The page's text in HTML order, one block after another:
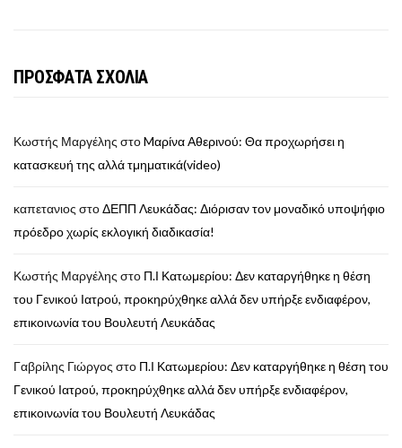
ΠΡΟΣΦΑΤΑ ΣΧΟΛΙΑ
Κωστής Μαργέλης στοMαρίνα Αθερινού: Θα προχωρήσει η
κατασκευή της αλλά τμηματικά(video)
καπετανιος στοΔΕΠΠ Λευκάδας: Διόρισαν τον μοναδικό υποψήφιο
πρόεδρο χωρίς εκλογική διαδικασία!
Κωστής Μαργέλης στο Π.Ι Κατωμερίου: Δεν καταργήθηκε η θέση
του Γενικού Ιατρού, προκηρύχθηκε αλλά δεν υπήρξε ενδιαφέρον,
επικοινωνία του Βουλευτή Λευκάδας
Γαβρίλης Γιώργος στο Π.Ι Κατωμερίου: Δεν καταργήθηκε η θέση του
Γενικού Ιατρού, προκηρύχθηκε αλλά δεν υπήρξε ενδιαφέρον,
επικοινωνία του Βουλευτή Λευκάδας